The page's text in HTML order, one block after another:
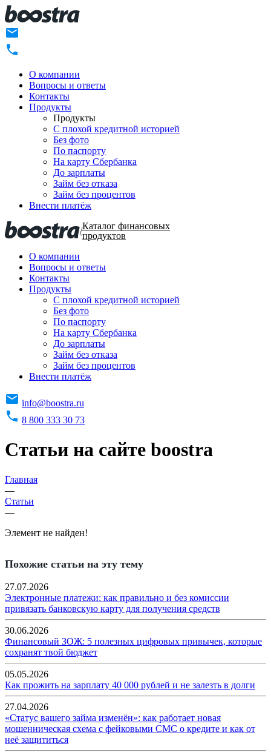
О компании
Вопросы и ответы
Контакты
Продукты
Продукты
C плохой кредитной историей
Без фото
По паспорту
На карту Сбербанка
До зарплаты
Займ без отказа
Займ без процентов
Внести платёж
/Каталог финансовых
продуктов
О компании
Вопросы и ответы
Контакты
Продукты
C плохой кредитной историей
Без фото
По паспорту
На карту Сбербанка
До зарплаты
Займ без отказа
Займ без процентов
Внести платёж
info@boostra.ru
8 800 333 30 73
Статьи на сайте boostra
Главная
—
Статьи
—
Элемент не найден!
Похожие статьи на эту тему
27.07.2026
Электронные платежи: как правильно и без комиссии
привязать банковскую карту для получения средств
30.06.2026
Финансовый ЗОЖ: 5 полезных цифровых привычек, которые
сохранят твой бюджет
05.05.2026
Как прожить на зарплату 40 000 рублей и не залезть в долги
27.04.2026
«Статус вашего займа изменён»: как работает новая
мошенническая схема с фейковыми СМС о кредите и как от
неё защититься